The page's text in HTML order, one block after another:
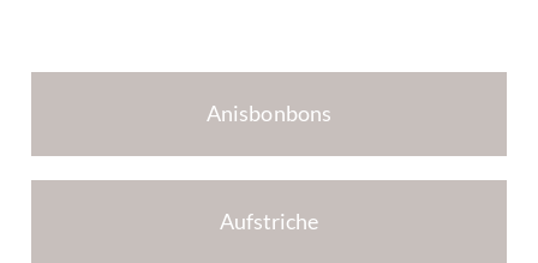
Anisbonbons
Aufstriche